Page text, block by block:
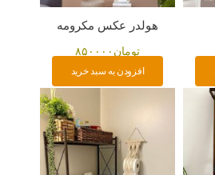
هولدر عکس مکرومه
تومان ۸۵۰۰۰۰
افزودن به سبد خرید